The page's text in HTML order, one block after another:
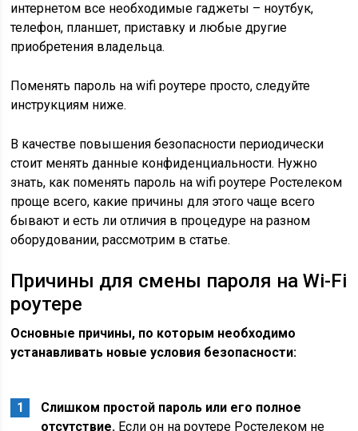
интернетом все необходимые гаджеты – ноутбук,
телефон, планшет, приставку и любые другие
приобретения владельца.
Поменять пароль на wifi роутере просто, следуйте
инструкциям ниже.
В качестве повышения безопасности периодически
стоит менять данные конфиденциальности. Нужно
знать, как поменять пароль на wifi роутере Ростелеком
проще всего, какие причины для этого чаще всего
бывают и есть ли отличия в процедуре на разном
оборудовании, рассмотрим в статье.
Причины для смены пароля на Wi-Fi
роутере
Основные причины, по которым необходимо
устанавливать новые условия безопасности:
Слишком простой пароль или его полное
отсутствие. Если он на роутере Ростелеком не